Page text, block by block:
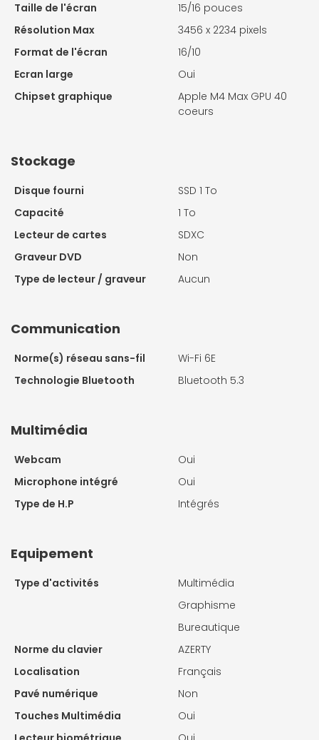
Taille de l'écran
15/16 pouces
Résolution Max
3456 x 2234 pixels
Format de l'écran
16/10
Ecran large
Oui
Chipset graphique
Apple M4 Max GPU 40
coeurs
Stockage
Disque fourni
SSD 1 To
Capacité
1 To
Lecteur de cartes
SDXC
Graveur DVD
Non
Type de lecteur / graveur
Aucun
Communication
Norme(s) réseau sans-fil
Wi-Fi 6E
Technologie Bluetooth
Bluetooth 5.3
Multimédia
Webcam
Oui
Microphone intégré
Oui
Type de H.P
Intégrés
Equipement
Type d'activités
Multimédia
Graphisme
Bureautique
Norme du clavier
AZERTY
Localisation
Français
Pavé numérique
Non
Touches Multimédia
Oui